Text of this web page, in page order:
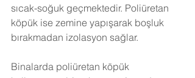
sıcak-soğuk geçmektedir. Poliüretan
köpük ise zemine yapışarak boşluk
bırakmadan izolasyon sağlar.
Binalarda poliüretan köpük